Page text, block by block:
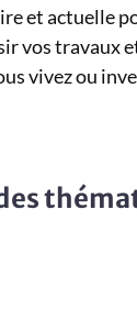
et actuelle
vos travaux
vivez ou